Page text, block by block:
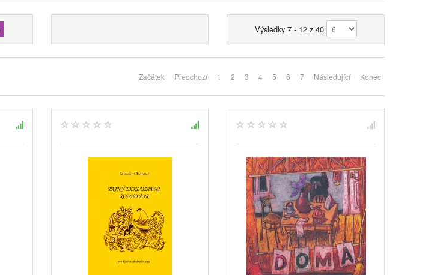
Výsledky 7 - 12 z 40
Začátek Předchozí 1 2 3 4 5 6 7 Následující Konec